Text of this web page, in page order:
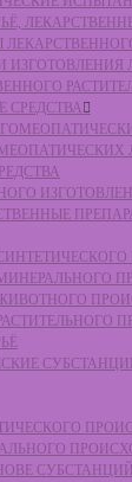
СРЕДСТВА
СУБСТАНЦИИ